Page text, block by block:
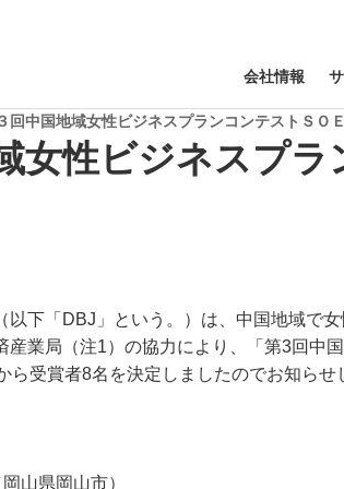
会社情報
回中国地域女性ビジネスプランコンテストＳＯ
女性ビジネスプ
下「DBJ」という。）は、中国地域で
産業局（注1）の協力により、「第3回中
ら受賞者8名を決定しましたのでお知ら
山県岡山市）